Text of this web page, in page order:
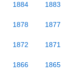
1884 1883
1878 1877
1872 1871
1866 1865